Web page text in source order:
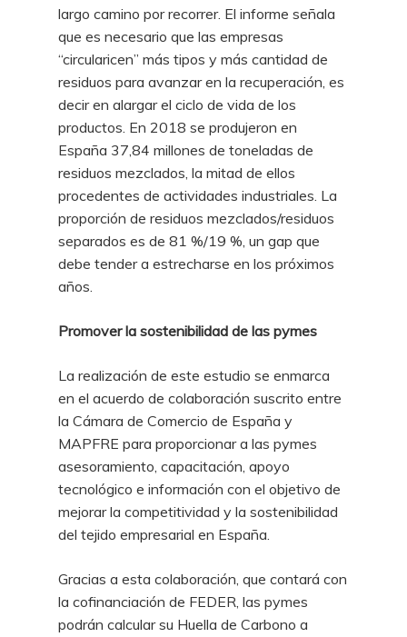
largo camino por recorrer. El informe señala
que es necesario que las empresas
“circularicen” más tipos y más cantidad de
residuos para avanzar en la recuperación, es
decir en alargar el ciclo de vida de los
productos. En 2018 se produjeron en
España 37,84 millones de toneladas de
residuos mezclados, la mitad de ellos
procedentes de actividades industriales. La
proporción de residuos mezclados/residuos
separados es de 81 %/19 %, un gap que
debe tender a estrecharse en los próximos
años.
Promover la sostenibilidad de las pymes
La realización de este estudio se enmarca
en el acuerdo de colaboración suscrito entre
la Cámara de Comercio de España y
MAPFRE para proporcionar a las pymes
asesoramiento, capacitación, apoyo
tecnológico e información con el objetivo de
mejorar la competitividad y la sostenibilidad
del tejido empresarial en España.
Gracias a esta colaboración, que contará con
la cofinanciación de FEDER, las pymes
podrán calcular su Huella de Carbono a